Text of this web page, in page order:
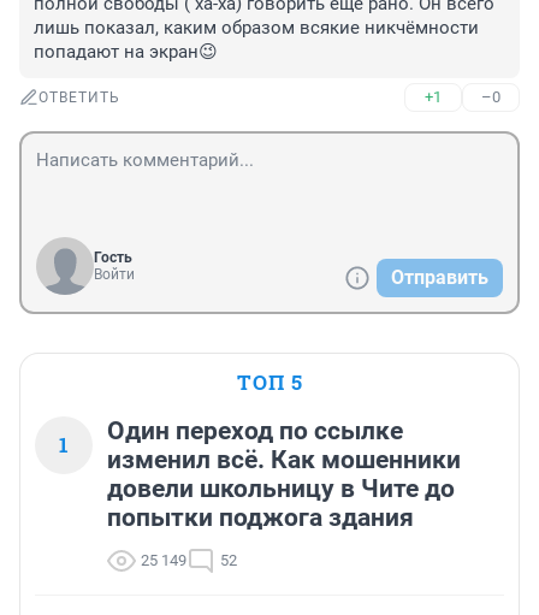
лишь показал, каким образом всякие никчёмности
попадают на экран😉
ОТВЕТИТЬ +1 –0
Гость
Войти
Отправить
ТОП 5
1
Один переход по ссылке
изменил всё. Как мошенники
довели школьницу в Чите до
попытки поджога здания
25 149 52